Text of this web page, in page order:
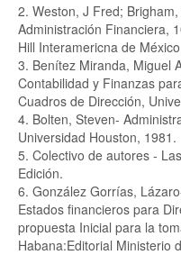
2. Weston, J Fred;
Administración Financiera,
Hill Interamericna de
3. Benítez Miranda, Miguel
Contabilidad y Finanzas
Cuadros de Dirección,
4. Bolten, Steven-
Universidad Houston, 1981.
5. Colectivo de autores -
Edición.
6. González Gorrías,
Estados financieros para
propuesta Inicial para la
Habana:Editorial Ministerio